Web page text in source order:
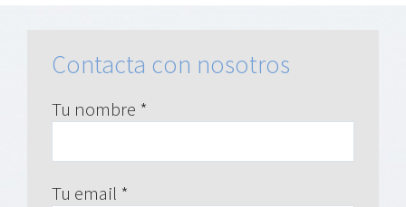
Contacta con nosotros
Tu nombre *
Tu email *